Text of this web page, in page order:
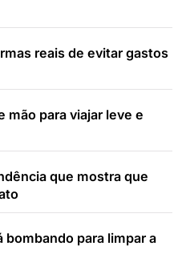
reais de evitar gastos
mão para viajar leve e
que mostra que
para limpar a